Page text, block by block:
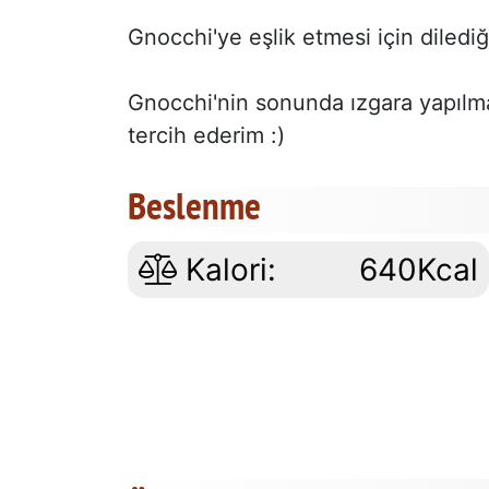
Gnocchi'ye eşlik etmesi için
Gnocchi'nin sonunda ızgara
tercih ederim :)
Beslenme
Kalori: 640Kcal